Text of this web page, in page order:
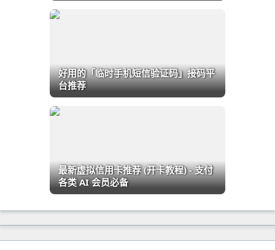
好用的「临时手机短信验证码」接码平
台推荐
最新虚拟信用卡推荐 (开卡教程) - 支付
各类 AI 会员必备